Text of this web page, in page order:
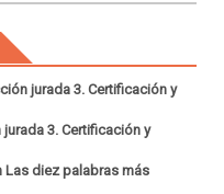
jurada 3. Certificación y
3. Certificación y
Las diez palabras más